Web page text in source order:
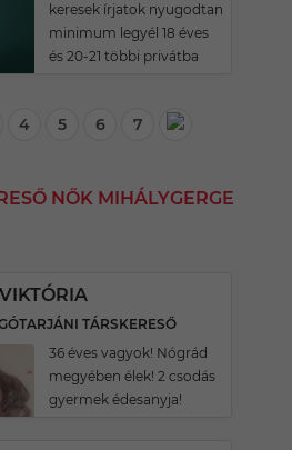
keresek írjatok nyugodtan
minimum legyél 18 éves
és 20-21 többi privátba
4 5 6 7
NŐK MIHÁLYGERGE
VIKTÓRIA
TÁRSKERESŐ
36 éves vagyok! Nógrád
megyében élek! 2 csodás
gyermek édesanyja!